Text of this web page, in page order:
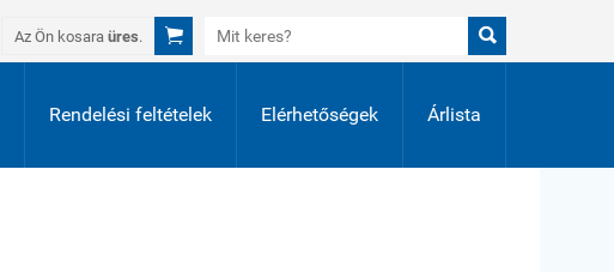
Az Ön kosara üres.  
Rendelési feltételek Elérhetőségek Árlista